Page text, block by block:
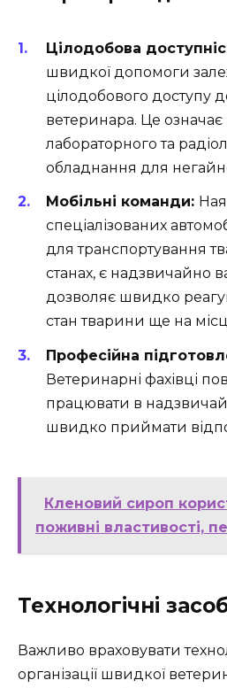
Цілодобова
швидкої допомоги
цілодобового доступу
ветеринара. Це означає
лабораторного та
обладнання для
Мобільні команди:
спеціалізованих
для транспортування
станах, є надзвичайно
дозволяє швидко
стан тварини ще на
Професійна
Ветеринарні фахівці
працювати в
швидко приймати
Кленовий сироп
поживні властивості,
Технологічні
Важливо враховувати
організації швидкої